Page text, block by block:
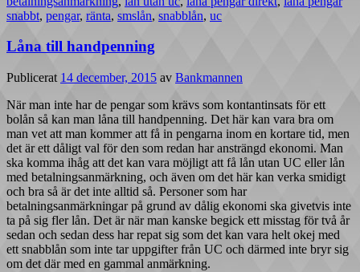
snabbt, pengar, ränta, smslån, snabblån, uc
Låna till handpenning
Publicerat 14 december, 2015 av Bankmannen
När man inte har de pengar som krävs som kontantinsats för ett
bolån så kan man låna till handpenning. Det här kan vara bra om
man vet att man kommer att få in pengarna inom en kortare tid, men
det är ett dåligt val för den som redan har ansträngd ekonomi. Man
ska komma ihåg att det kan vara möjligt att få lån utan UC eller lån
med betalningsanmärkning, och även om det här kan verka smidigt
och bra så är det inte alltid så. Personer som har
betalningsanmärkningar på grund av dålig ekonomi ska givetvis inte
ta på sig fler lån. Det är när man kanske begick ett misstag för två år
sedan och sedan dess har repat sig som det kan vara helt okej med
ett snabblån som inte tar uppgifter från UC och därmed inte bryr sig
om det där med en gammal anmärkning.